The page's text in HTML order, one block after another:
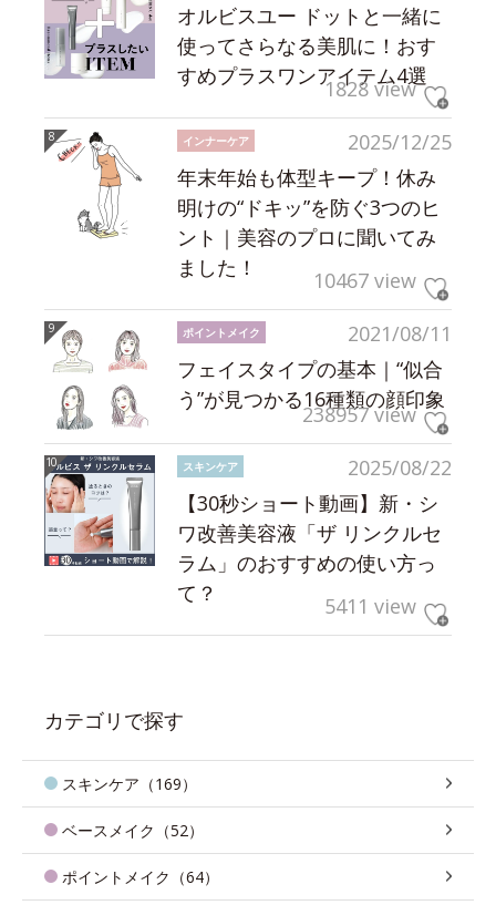
オルビスユー ドットと一緒に
使ってさらなる美肌に！おす
すめプラスワンアイテム4選
1828 view
2025/12/25
インナーケア
年末年始も体型キープ！休み
明けの“ドキッ”を防ぐ3つのヒ
ント｜美容のプロに聞いてみ
ました！
10467 view
2021/08/11
ポイントメイク
フェイスタイプの基本｜“似合
う”が見つかる16種類の顔印象
238957 view
2025/08/22
スキンケア
【30秒ショート動画】新・シ
ワ改善美容液「ザ リンクルセ
ラム」のおすすめの使い方っ
て？
5411 view
カテゴリで探す
スキンケア（169）
ベースメイク（52）
ポイントメイク（64）